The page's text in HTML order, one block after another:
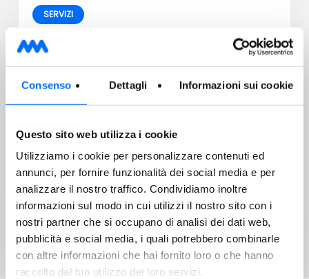
Consenso Dettagli Informazioni sui cookie
Questo sito web utilizza i cookie
Utilizziamo i cookie per personalizzare contenuti ed
annunci, per fornire funzionalità dei social media e per
analizzare il nostro traffico. Condividiamo inoltre
informazioni sul modo in cui utilizzi il nostro sito con i
nostri partner che si occupano di analisi dei dati web,
pubblicità e social media, i quali potrebbero combinarle
con altre informazioni che hai fornito loro o che hanno
raccolto dal tuo utilizzo dei loro servizi.
SERVIZI
29/07/2026
Raccolta mobile dei rifiuti pericolosi
Gentile Cliente, Ti ricordiamo che il prossimo
appuntamento per la raccolta mobile dei rifiuti